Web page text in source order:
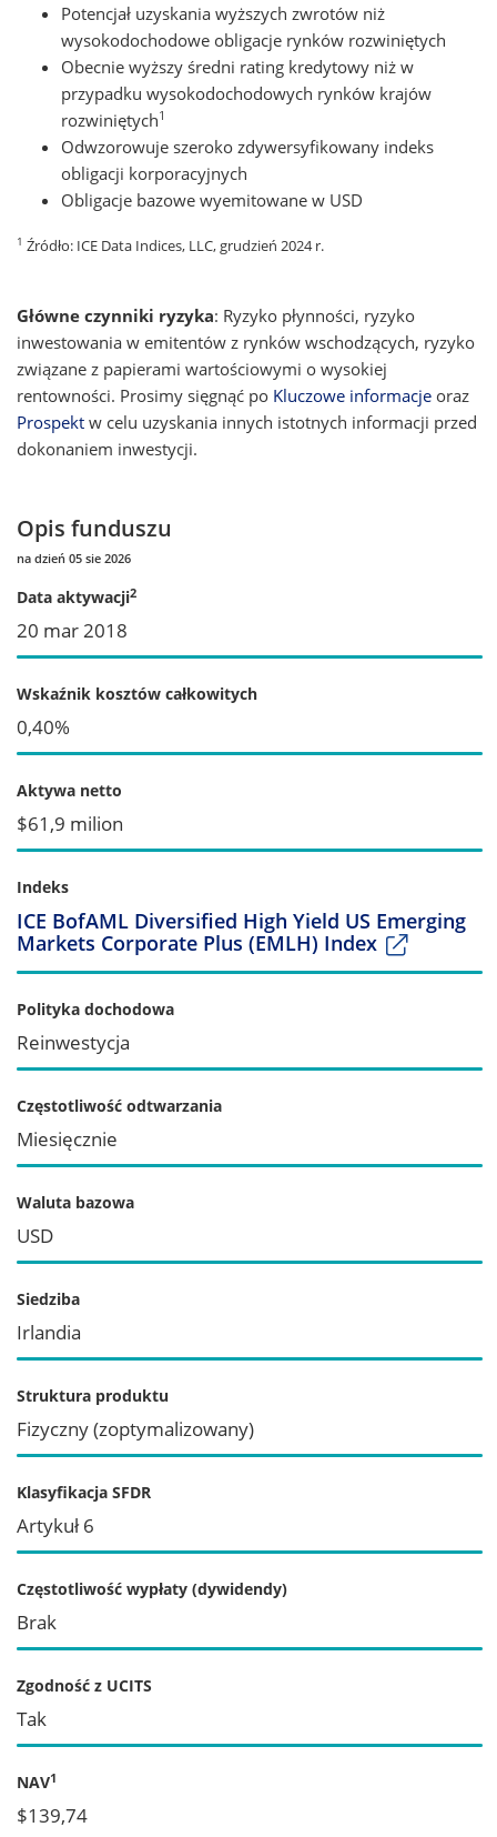
Potencjał uzyskania wyższych zwrotów niż
wysokodochodowe obligacje rynków rozwiniętych
Obecnie wyższy średni rating kredytowy niż w
przypadku wysokodochodowych rynków krajów
rozwiniętych1
Odwzorowuje szeroko zdywersyfikowany indeks
obligacji korporacyjnych
Obligacje bazowe wyemitowane w USD
1 Źródło: ICE Data Indices, LLC, grudzień 2024 r.
Główne czynniki ryzyka: Ryzyko płynności, ryzyko
inwestowania w emitentów z rynków wschodzących, ryzyko
związane z papierami wartościowymi o wysokiej
rentowności. Prosimy sięgnąć po Kluczowe informacje oraz
Prospekt w celu uzyskania innych istotnych informacji przed
dokonaniem inwestycji.
Opis funduszu
na dzień 05 sie 2026
Data aktywacji2
20 mar 2018
Wskaźnik kosztów całkowitych
0,40%
Aktywa netto
$61,9 milion
Indeks
ICE BofAML Diversified High Yield US Emerging
Markets Corporate Plus (EMLH) Index
Polityka dochodowa
Reinwestycja
Częstotliwość odtwarzania
Miesięcznie
Waluta bazowa
USD
Siedziba
Irlandia
Struktura produktu
Fizyczny (zoptymalizowany)
Klasyfikacja SFDR
Artykuł 6
Częstotliwość wypłaty (dywidendy)
Brak
Zgodność z UCITS
Tak
NAV1
$139,74